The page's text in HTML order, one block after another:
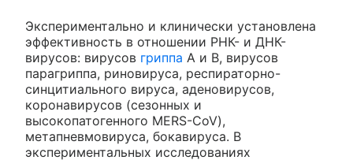
Экспериментально и клинически установлена
эффективность в отношении РНК- и ДНК-
вирусов: вирусов гриппа А и В, вирусов
парагриппа, риновируса, респираторно-
синцитиального вируса, аденовирусов,
коронавирусов (сезонных и
высокопатогенного MERS-CoV),
метапневмовируса, бокавируса. В
экспериментальных исследованиях